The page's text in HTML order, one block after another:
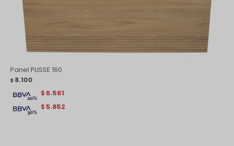
Panel PLISSE 160
$ 8.100
$ 5.852
$ 6.561